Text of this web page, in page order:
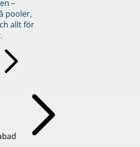
–
pooler,
allt för